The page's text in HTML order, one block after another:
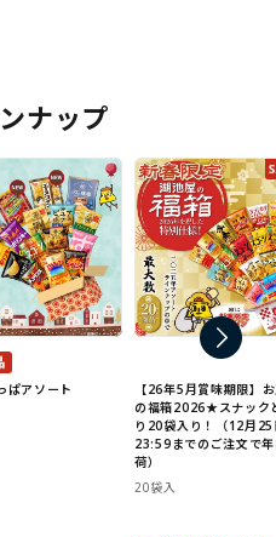
ナップ
ぱアソート
【26年5月賞味期限】
の福箱2026★スナック
り20袋入り！（12月25
23:59までのご注文で
荷）
20袋入